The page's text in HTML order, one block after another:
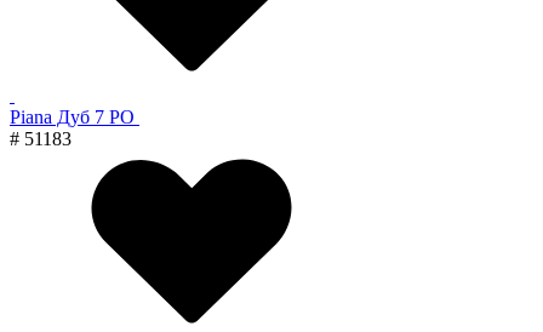
Piana Дуб 7 PO
# 51183